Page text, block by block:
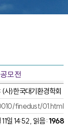
모전
(사)한국대기환경학회
finedust/01.html
일 14:52 , 읽음 :1968